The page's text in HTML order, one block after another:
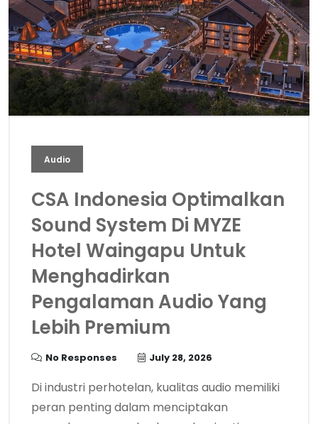
Audio
CSA Indonesia Optimalkan
Sound System Di MYZE
Hotel Waingapu Untuk
Menghadirkan
Pengalaman Audio Yang
Lebih Premium
No Responses July 28, 2026
Di industri perhotelan, kualitas audio memiliki
peran penting dalam menciptakan